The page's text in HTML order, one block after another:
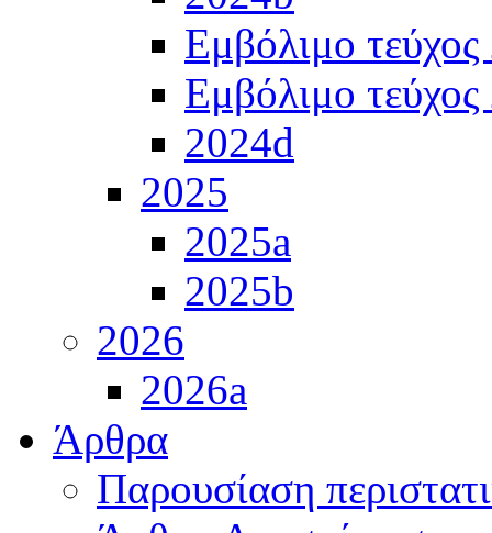
Εμβόλιμο
Εμβόλιμο
2024d
2025
2025a
2025b
2026
2026a
Άρθρα
Παρουσίαση